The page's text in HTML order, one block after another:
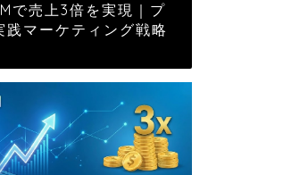
で売上3倍を実現｜プ
践マーケティング戦略